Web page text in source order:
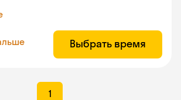
Выбрать время
1